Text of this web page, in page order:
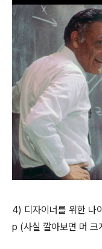
4) 디자이너를 위한
p (사실 깔아보면 머 크